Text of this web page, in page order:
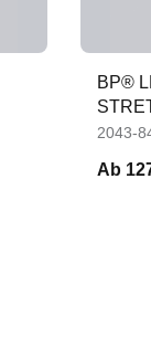
BP®
2043-
Ab